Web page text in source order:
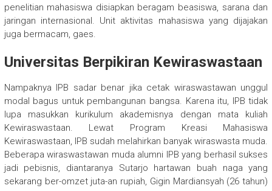
penelitian mahasiswa disiapkan beragam beasiswa, sarana dan
jaringan internasional. Unit aktivitas mahasiswa yang dijajakan
juga bermacam, gaes.
Universitas Berpikiran Kewiraswastaan
Nampaknya IPB sadar benar jika cetak wiraswastawan unggul
modal bagus untuk pembangunan bangsa. Karena itu, IPB tidak
lupa masukkan kurikulum akademisnya dengan mata kuliah
Kewiraswastaan. Lewat Program Kreasi Mahasiswa
Kewiraswastaan, IPB sudah melahirkan banyak wiraswasta muda.
Beberapa wiraswastawan muda alumni IPB yang berhasil sukses
jadi pebisnis, diantaranya Sutarjo hartawan buah naga yang
sekarang ber-omzet juta-an rupiah, Gigin Mardiansyah (26 tahun)